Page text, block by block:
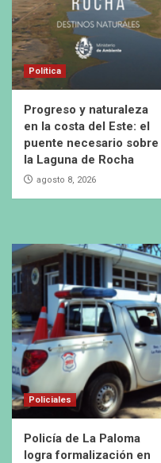
Política
Progreso y naturaleza
en la costa del Este: el
puente necesario sobre
la Laguna de Rocha
agosto 8, 2026
Policiales
Policía de La Paloma
logra formalización en